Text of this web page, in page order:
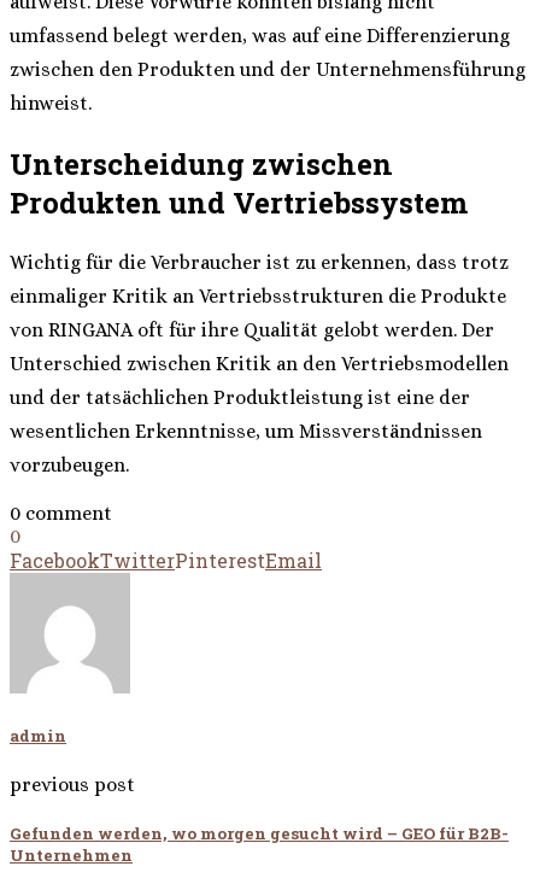
umfassend belegt werden, was auf eine Differenzierung
zwischen den Produkten und der Unternehmensführung
hinweist.
Unterscheidung zwischen
Produkten und Vertriebssystem
Wichtig für die Verbraucher ist zu erkennen, dass trotz
einmaliger Kritik an Vertriebsstrukturen die Produkte
von RINGANA oft für ihre Qualität gelobt werden. Der
Unterschied zwischen Kritik an den Vertriebsmodellen
und der tatsächlichen Produktleistung ist eine der
wesentlichen Erkenntnisse, um Missverständnissen
vorzubeugen.
0 comment
0
FacebookTwitterPinterestEmail
admin
previous post
Gefunden werden, wo morgen gesucht wird – GEO für B2B-
Unternehmen